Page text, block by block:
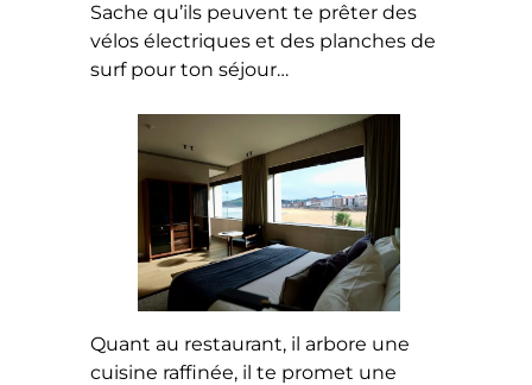
Sache qu’ils peuvent te prêter des
vélos électriques et des planches de
surf pour ton séjour…
Quant au restaurant, il arbore une
cuisine raffinée, il te promet une